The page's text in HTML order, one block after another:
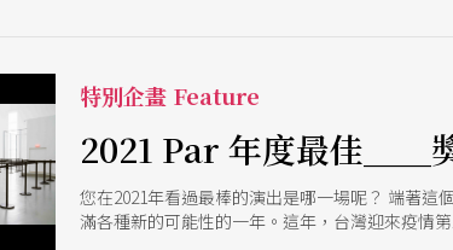
特別企畫 Feature
2021 Par 年度最佳＿＿
您在2021年看過最棒的演出是哪一場呢？ 端著這
滿各種新的可能性的一年。這年，台灣迎來疫情